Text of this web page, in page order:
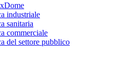
industriale
sanitaria
commerciale
del settore pubblico